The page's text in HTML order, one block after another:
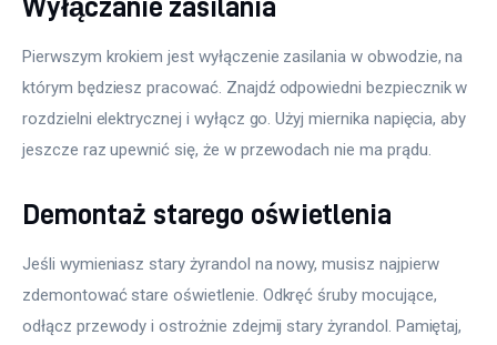
Wyłączanie zasilania
Pierwszym krokiem jest wyłączenie zasilania w obwodzie, na
którym będziesz pracować. Znajdź odpowiedni bezpiecznik w
rozdzielni elektrycznej i wyłącz go. Użyj miernika napięcia, aby
jeszcze raz upewnić się, że w przewodach nie ma prądu.
Demontaż starego oświetlenia
Jeśli wymieniasz stary żyrandol na nowy, musisz najpierw
zdemontować stare oświetlenie. Odkręć śruby mocujące,
odłącz przewody i ostrożnie zdejmij stary żyrandol. Pamiętaj,